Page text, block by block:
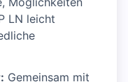
LN leicht
Gemeinsam mit